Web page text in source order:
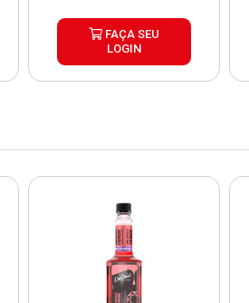
FAÇA SEU
LOGIN